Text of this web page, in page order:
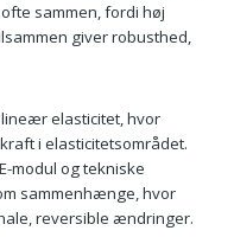
sammen, fordi høj
giver robusthed,
elasticitet, hvor
i elasticitetsområdet.
modul og tekniske
sammenhænge, hvor
reversible ændringer.